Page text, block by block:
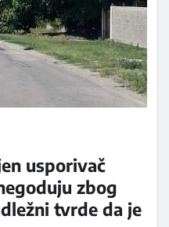
usporivač
zbog
tvrde da je